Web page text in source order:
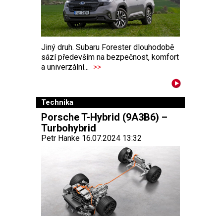
Jiný druh. Subaru Forester dlouhodobě
sází především na bezpečnost, komfort
a univerzální... >>
Technika
Porsche T-Hybrid (9A3B6) –
Turbohybrid
Petr Hanke 16.07.2024 13:32